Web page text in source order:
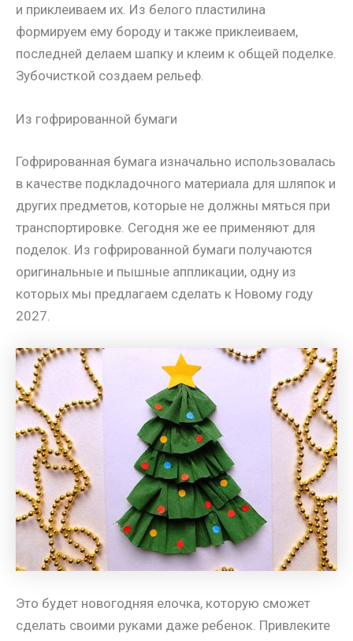
и приклеиваем их. Из белого пластилина
формируем ему бороду и также приклеиваем,
последней делаем шапку и клеим к общей поделке.
Зубочисткой создаем рельеф.
Из гофрированной бумаги
Гофрированная бумага изначально использовалась
в качестве подкладочного материала для шляпок и
других предметов, которые не должны мяться при
транспортировке. Сегодня же ее применяют для
поделок. Из гофрированной бумаги получаются
оригинальные и пышные аппликации, одну из
которых мы предлагаем сделать к Новому году
2027.
Это будет новогодняя елочка, которую сможет
сделать своими руками даже ребенок. Привлеките